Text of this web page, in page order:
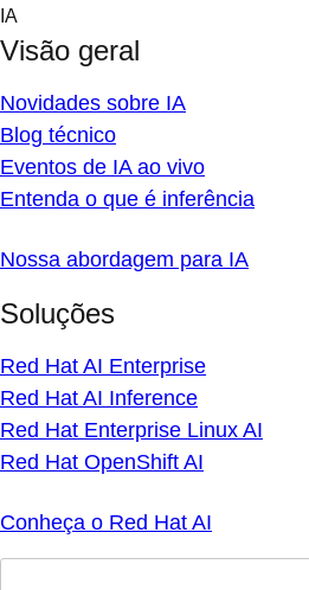
Skip
content
IA
Visão geral
Novidades sobre IA
Blog técnico
Eventos de IA ao vivo
Entenda o que é inferência
Nossa abordagem para IA
Soluções
Red Hat AI Enterprise
Red Hat AI Inference
Red Hat Enterprise Linux AI
Red Hat OpenShift AI
Conheça o Red Hat AI